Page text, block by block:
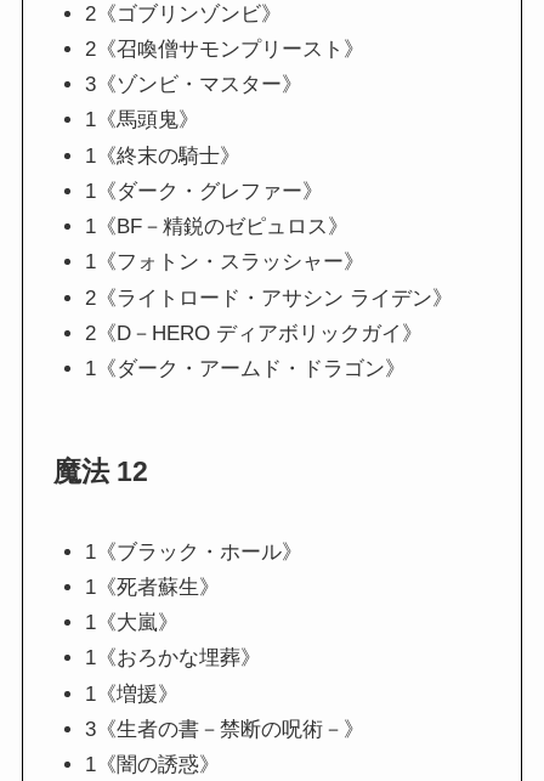
2《ゴブリンゾンビ》
2《召喚僧サモンプリースト》
3《ゾンビ・マスター》
1《馬頭鬼》
1《終末の騎士》
1《ダーク・グレファー》
1《BF－精鋭のゼピュロス》
1《フォトン・スラッシャー》
2《ライトロード・アサシン ライデン》
2《D－HERO ディアボリックガイ》
1《ダーク・アームド・ドラゴン》
魔法 12
1《ブラック・ホール》
1《死者蘇生》
1《大嵐》
1《おろかな埋葬》
1《増援》
3《生者の書－禁断の呪術－》
1《闇の誘惑》